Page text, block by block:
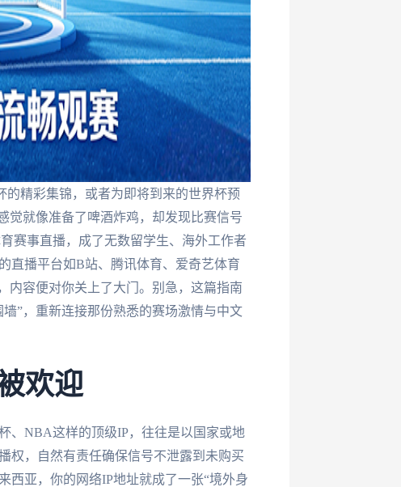
精彩集锦，或者为即将到来的世界杯预
觉就像准备了啤酒炸鸡，却发现比赛信号
赛事直播，成了无数留学生、海外工作者
直播平台如B站、腾讯体育、爱奇艺体育
内容便对你关上了大门。别急，这篇指南
”，重新连接那份熟悉的赛场激情与中文
欢迎
、NBA这样的顶级IP，往往是以国家或地
权，自然有责任确保信号不泄露到未购买
西亚，你的网络IP地址就成了一张“境外身